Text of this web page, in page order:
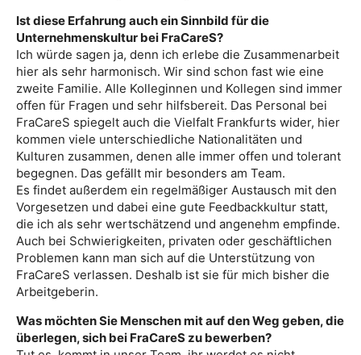
Ist diese Erfahrung auch ein Sinnbild für die
Unternehmenskultur bei FraCareS?
Ich würde sagen ja, denn ich erlebe die Zusammenarbeit
hier als sehr harmonisch. Wir sind schon fast wie eine
zweite Familie. Alle Kolleginnen und Kollegen sind immer
offen für Fragen und sehr hilfsbereit. Das Personal bei
FraCareS spiegelt auch die Vielfalt Frankfurts wider, hier
kommen viele unterschiedliche Nationalitäten und
Kulturen zusammen, denen alle immer offen und tolerant
begegnen. Das gefällt mir besonders am Team.
Es findet außerdem ein regelmäßiger Austausch mit den
Vorgesetzen und dabei eine gute Feedbackkultur statt,
die ich als sehr wertschätzend und angenehm empfinde.
Auch bei Schwierigkeiten, privaten oder geschäftlichen
Problemen kann man sich auf die Unterstützung von
FraCareS verlassen. Deshalb ist sie für mich bisher die
Arbeitgeberin.
Was möchten Sie Menschen mit auf den Weg geben, die
überlegen, sich bei FraCareS zu bewerben?